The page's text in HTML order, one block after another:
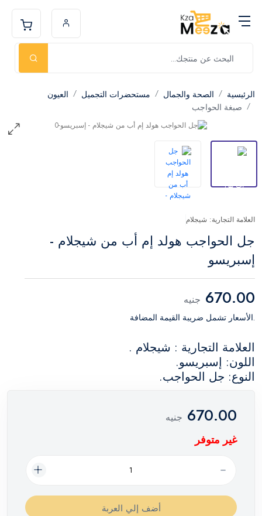
الرئيسية الصحة والجمال مستحضرات التجميل
العيون
صبغة الحواجب
العلامة التجارية: شيجلام
جل الحواجب هولد إم أب من شيجلام -
إسبريسو
670.00 جنيه
.الأسعار تشمل ضريبة القيمة المضافة
العلامة التجارية : شيجلام .
اللون: إسبريسو.
النوع: جل الحواجب.
670.00 جنيه
غير متوفر
أضف إلي العربة